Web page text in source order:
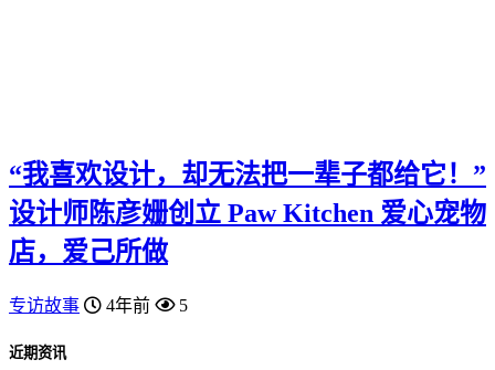
“我喜欢设计，却无法把一辈子都给它！”
设计师陈彦姗创立 Paw Kitchen 爱心宠物
店，爱己所做
专访故事 4年前 5
近期资讯